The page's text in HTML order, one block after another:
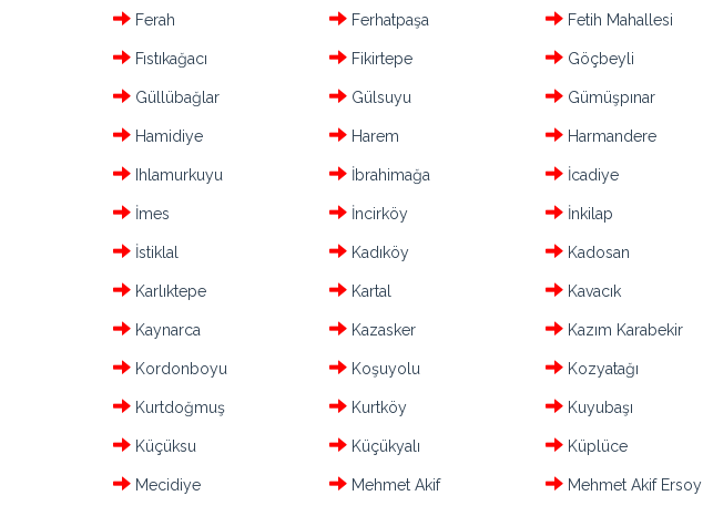
Ferah Ferhatpaşa Fetih Mahallesi
Fıstıkağacı Fikirtepe Göçbeyli
Güllübağlar Gülsuyu Gümüşpınar
Hamidiye Harem Harmandere
Ihlamurkuyu İbrahimağa İcadiye
İmes İncirköy İnkilap
İstiklal Kadıköy Kadosan
Karlıktepe Kartal Kavacık
Kaynarca Kazasker Kazım Karabekir
Kordonboyu Koşuyolu Kozyatağı
Kurtdoğmuş Kurtköy Kuyubaşı
Küçüksu Küçükyalı Küplüce
Mecidiye Mehmet Akif Mehmet Akif Ersoy